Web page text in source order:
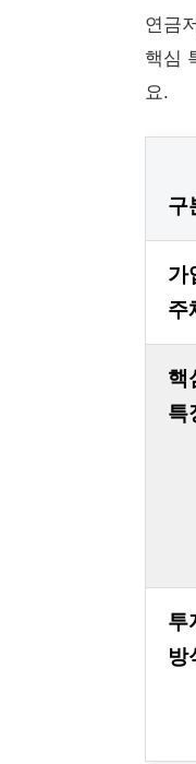
연금
핵심
요.
구
가
주
핵
특
투
방